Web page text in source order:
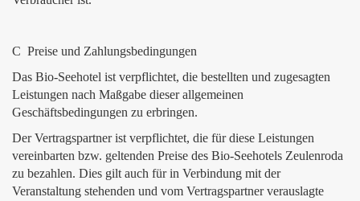
C Preise und Zahlungsbedingungen
Das Bio-Seehotel ist verpflichtet, die bestellten und zugesagten
Leistungen nach Maßgabe dieser allgemeinen
Geschäftsbedingungen zu erbringen.
Der Vertragspartner ist verpflichtet, die für diese Leistungen
vereinbarten bzw. geltenden Preise des Bio-Seehotels Zeulenroda
zu bezahlen. Dies gilt auch für in Verbindung mit der
Veranstaltung stehenden und vom Vertragspartner verauslagte